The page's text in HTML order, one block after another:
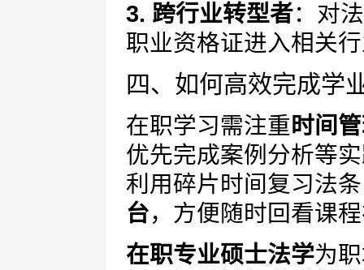
3. 跨行业转型者：对
职业资格证进入相关
四、如何高效完成学
在职学习需注重 时间
优先完成案例分析等
利用碎片时间复习法
台，方便随时回看课
在职专业硕士法学为